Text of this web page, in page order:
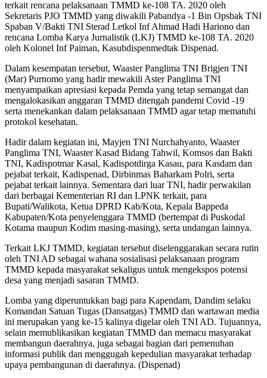
terkait rencana pelaksanaan TMMD ke-108 TA. 2020 oleh
Sekretaris PJO TMMD yang diwakili Pabandya -1 Bin Opsbak TNI
Spaban V/Bakti TNI Sterad Letkol Inf Ahmad Hadi Hariono dan
rencana Lomba Karya Jurnalistik (LKJ) TMMD ke-108 TA. 2020
oleh Kolonel Inf Paiman, Kasubdispenmedtak Dispenad.
Dalam kesempatan tersebut, Waaster Panglima TNI Brigjen TNI
(Mar) Purnomo yang hadir mewakili Aster Panglima TNI
menyampaikan apresiasi kepada Pemda yang tetap semangat dan
mengalokasikan anggaran TMMD ditengah pandemi Covid -19
serta menekankan dalam pelaksanaan TMMD agar tetap mematuhi
protokol kesehatan.
Hadir dalam kegiatan ini, Mayjen TNI Nurchahyanto, Waaster
Panglima TNI, Waaster Kasad Bidang Tahwil, Komsos dan Bakti
TNI, Kadispotmar Kasal, Kadispotdirga Kasau, para Kasdam dan
pejabat terkait, Kadispenad, Dirbinmas Baharkam Polri, serta
pejabat terkait lainnya. Sementara dari luar TNI, hadir perwakilan
dari berbagai Kementerian RI dan LPNK terkait, para
Bupati/Walikota, Ketua DPRD Kab/Kota, Kepala Bappeda
Kabupaten/Kota penyelenggara TMMD (bertempat di Puskodal
Kotama maupun Kodim masing-masing), serta undangan lainnya.
Terkait LKJ TMMD, kegiatan tersebut diselenggarakan secara rutin
oleh TNI AD sebagai wahana sosialisasi pelaksanaan program
TMMD kepada masyarakat sekaligus untuk mengekspos potensi
desa yang menjadi sasaran TMMD.
Lomba yang diperuntukkan bagi para Kapendam, Dandim selaku
Komandan Satuan Tugas (Dansatgas) TMMD dan wartawan media
ini merupakan yang ke-15 kalinya digelar oleh TNI AD. Tujuannya,
selain memublikasikan kegiatan TMMD dan memacu masyarakat
membangun daerahnya, juga sebagai bagian dari pemenuhan
informasi publik dan menggugah kepedulian masyarakat terhadap
upaya pembangunan di daerahnya. (Dispenad)